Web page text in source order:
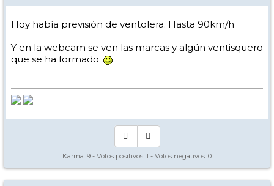
Hoy había previsión de ventolera. Hasta 90km/h
Y en la webcam se ven las marcas y algún ventisquero
que se ha formado
Karma: 9 - Votos positivos: 1 - Votos negativos: 0